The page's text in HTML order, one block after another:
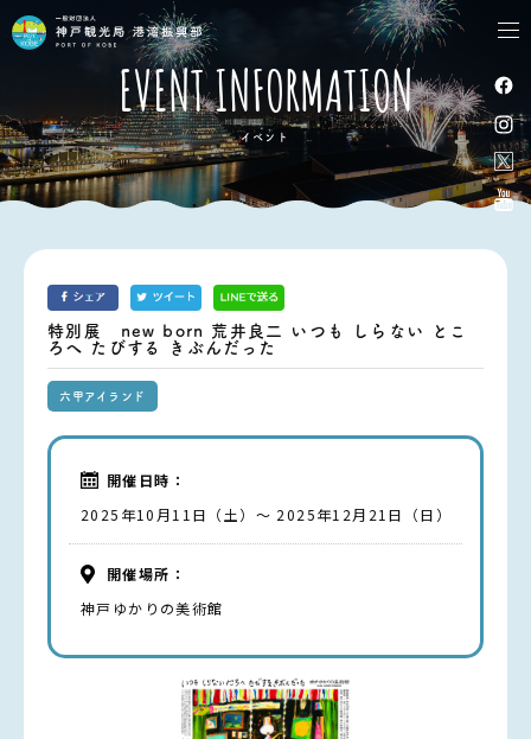
EVENT INFORMATION
イベント
特別展 new born 荒井良二 いつも しらない とこ
ろへ たびする きぶんだった
六甲アイランド
開催日時：
2025年10月11日（土）～ 2025年12月21日（日）
開催場所：
神戸ゆかりの美術館